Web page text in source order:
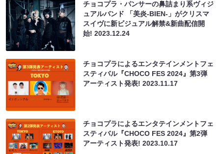
チョコプラ・パンサーの鼻詰まり系ヴィジ
ュアルバンド 「美炎-BIEN-」がクリスマ
スイヴに新ビジュアル解禁&新曲配信開
始!2023.12.24
チョコプラによるエンタテインメントフェ
スティバル『CHOCO FES 2024』第3弾
アーティスト発表!2023.11.17
チョコプラによるエンタテインメントフェ
スティバル『CHOCO FES 2024』第2弾
アーティスト発表!2023.10.17